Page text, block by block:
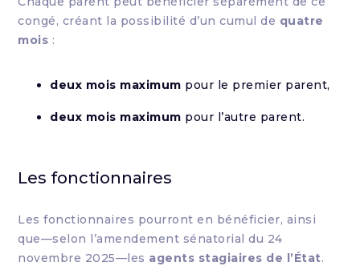
congé, créant la possibilité d’un cumul de quatre
mois :
deux mois maximum pour le premier parent,
deux mois maximum pour l’autre parent.
Les fonctionnaires
Les fonctionnaires pourront en bénéficier, ainsi
que—selon l’amendement sénatorial du 24
novembre 2025—les agents stagiaires de l’État.